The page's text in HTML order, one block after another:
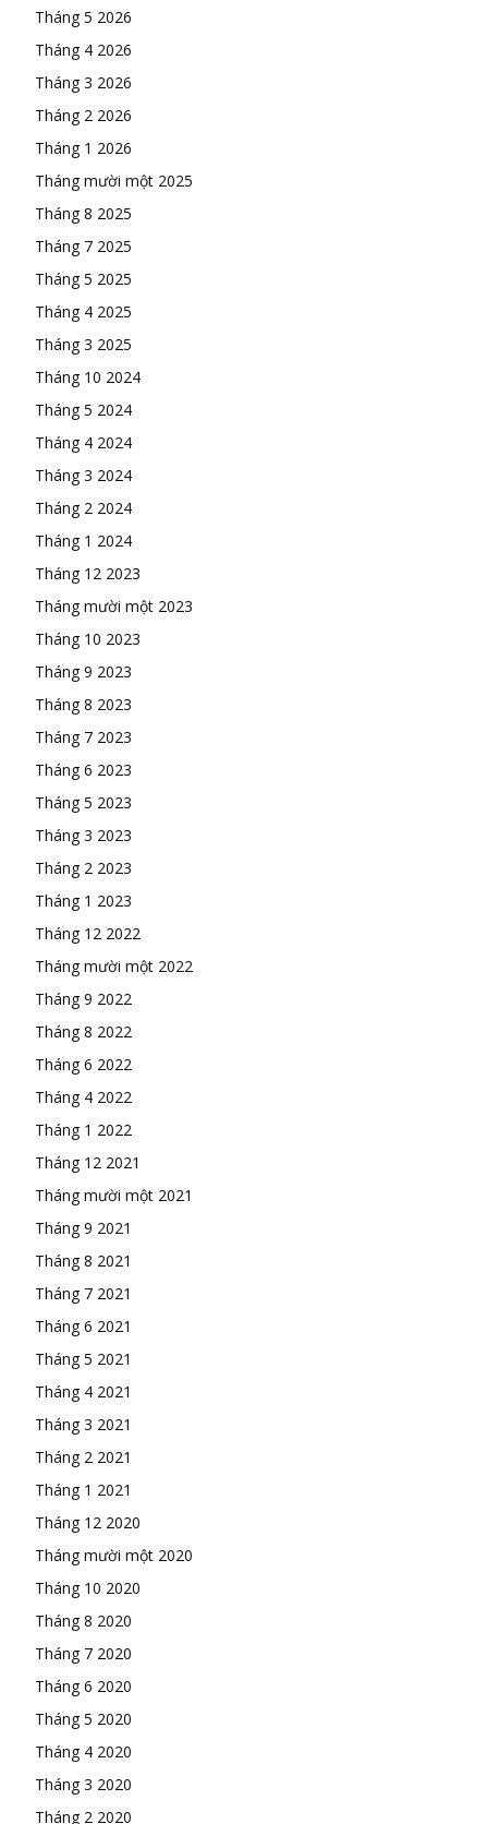
Tháng 5 2026
Tháng 4 2026
Tháng 3 2026
Tháng 2 2026
Tháng 1 2026
Tháng mười một 2025
Tháng 8 2025
Tháng 7 2025
Tháng 5 2025
Tháng 4 2025
Tháng 3 2025
Tháng 10 2024
Tháng 5 2024
Tháng 4 2024
Tháng 3 2024
Tháng 2 2024
Tháng 1 2024
Tháng 12 2023
Tháng mười một 2023
Tháng 10 2023
Tháng 9 2023
Tháng 8 2023
Tháng 7 2023
Tháng 6 2023
Tháng 5 2023
Tháng 3 2023
Tháng 2 2023
Tháng 1 2023
Tháng 12 2022
Tháng mười một 2022
Tháng 9 2022
Tháng 8 2022
Tháng 6 2022
Tháng 4 2022
Tháng 1 2022
Tháng 12 2021
Tháng mười một 2021
Tháng 9 2021
Tháng 8 2021
Tháng 7 2021
Tháng 6 2021
Tháng 5 2021
Tháng 4 2021
Tháng 3 2021
Tháng 2 2021
Tháng 1 2021
Tháng 12 2020
Tháng mười một 2020
Tháng 10 2020
Tháng 8 2020
Tháng 7 2020
Tháng 6 2020
Tháng 5 2020
Tháng 4 2020
Tháng 3 2020
Tháng 2 2020